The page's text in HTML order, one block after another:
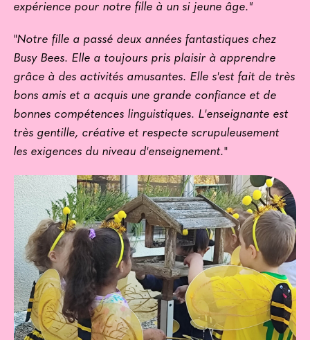
expérience pour notre fille à un si jeune âge."
"Notre fille a passé deux années fantastiques chez
Busy Bees. Elle a toujours pris plaisir à apprendre
grâce à des activités amusantes. Elle s'est fait de très
bons amis et a acquis une grande confiance et de
bonnes compétences linguistiques. L'enseignante est
très gentille, créative et respecte scrupuleusement
les exigences du niveau d'enseignement."